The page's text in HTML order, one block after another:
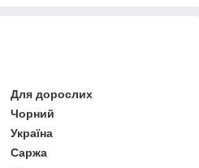
Для дорослих
Чорний
Україна
Саржа